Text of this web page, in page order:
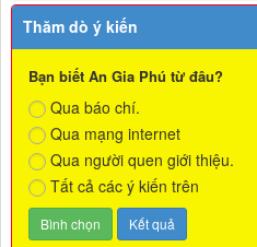
Thăm dò ý kiến
Bạn biết An Gia Phú từ đâu?
Qua báo chí.
Qua mạng internet
Qua người quen giới thiệu.
Tất cả các ý kiến trên